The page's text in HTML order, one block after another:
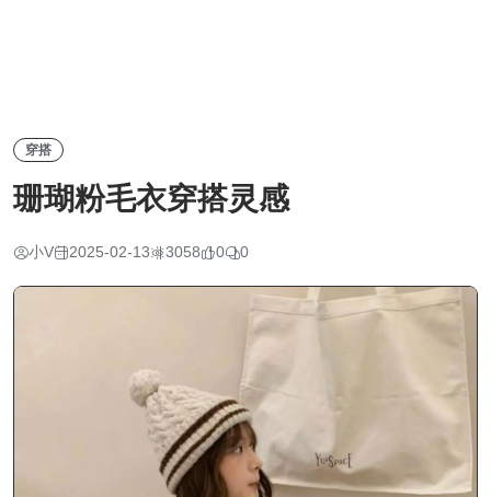
穿搭
珊瑚粉毛衣穿搭灵感
小V 2025-02-13 3058 0 0